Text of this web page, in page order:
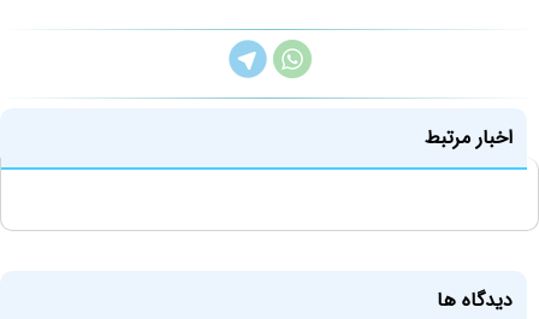
اخبار مرتبط
دیدگاه ها